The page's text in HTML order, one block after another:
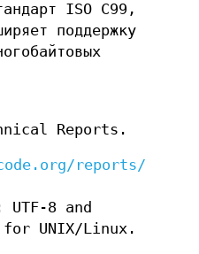
ISO C99,
поддержку
Reports.
reports/
UTF-8 and
for UNIX/Linux.